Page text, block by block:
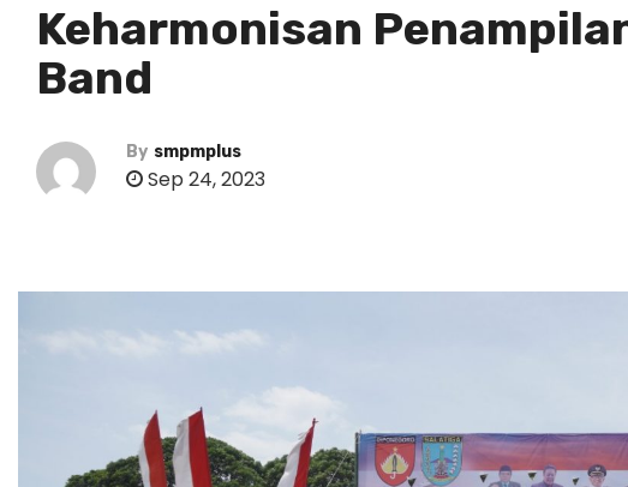
Keharmonisan
Band
By smpmplus
Sep 24, 2023